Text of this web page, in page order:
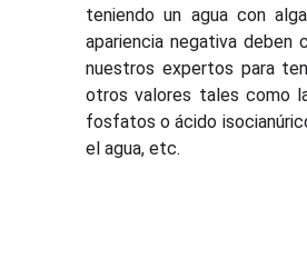
teniendo un agua con
apariencia negativa deben
nuestros expertos para
otros valores tales como
fosfatos o ácido
el agua, etc.